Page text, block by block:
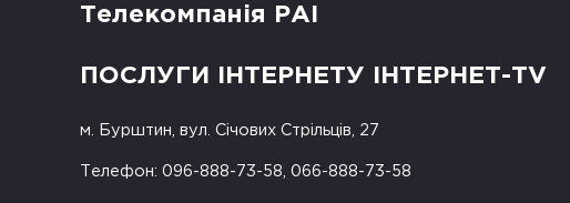
Телекомпанія РАІ
ПОСЛУГИ ІНТЕРНЕТУ ІНТЕРНЕТ-TV
м. Бурштин, вул. Січових Стрільців, 27
Телефон: 096-888-73-58, 066-888-73-58